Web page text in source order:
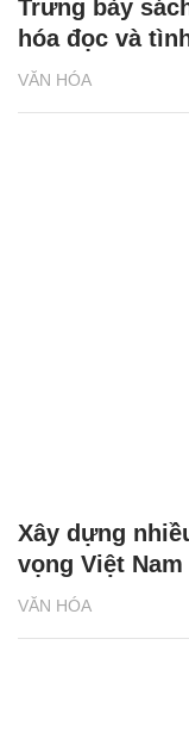
VĂN HÓA
Trưng bày
hóa đọc và
VĂN HÓA
Xây dựng
vọng Việt